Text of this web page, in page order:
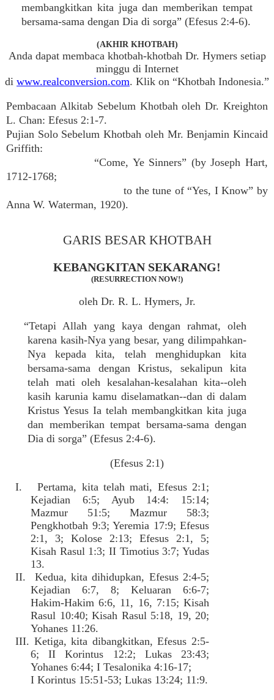
membangkitkan kita juga dan memberikan tempat
bersama-sama dengan Dia di sorga” (Efesus 2:4-6).
(AKHIR KHOTBAH)
Anda dapat membaca khotbah-khotbah Dr. Hymers setiap
minggu di Internet
di www.realconversion.com. Klik on “Khotbah Indonesia.”
Pembacaan Alkitab Sebelum Khotbah oleh Dr. Kreighton
L. Chan: Efesus 2:1-7.
Pujian Solo Sebelum Khotbah oleh Mr. Benjamin Kincaid
Griffith:
“Come, Ye Sinners” (by Joseph Hart,
1712-1768;
to the tune of “Yes, I Know” by
Anna W. Waterman, 1920).
GARIS BESAR KHOTBAH
KEBANGKITAN SEKARANG!
(RESURRECTION NOW!)
oleh Dr. R. L. Hymers, Jr.
“Tetapi Allah yang kaya dengan rahmat, oleh
karena kasih-Nya yang besar, yang dilimpahkan-
Nya kepada kita, telah menghidupkan kita
bersama-sama dengan Kristus, sekalipun kita
telah mati oleh kesalahan-kesalahan kita--oleh
kasih karunia kamu diselamatkan--dan di dalam
Kristus Yesus Ia telah membangkitkan kita juga
dan memberikan tempat bersama-sama dengan
Dia di sorga” (Efesus 2:4-6).
(Efesus 2:1)
I. Pertama, kita telah mati, Efesus 2:1;
Kejadian 6:5; Ayub 14:4: 15:14;
Mazmur 51:5; Mazmur 58:3;
Pengkhotbah 9:3; Yeremia 17:9; Efesus
2:1, 3; Kolose 2:13; Efesus 2:1, 5;
Kisah Rasul 1:3; II Timotius 3:7; Yudas
13.
II. Kedua, kita dihidupkan, Efesus 2:4-5;
Kejadian 6:7, 8; Keluaran 6:6-7;
Hakim-Hakim 6:6, 11, 16, 7:15; Kisah
Rasul 10:40; Kisah Rasul 5:18, 19, 20;
Yohanes 11:26.
III. Ketiga, kita dibangkitkan, Efesus 2:5-
6; II Korintus 12:2; Lukas 23:43;
Yohanes 6:44; I Tesalonika 4:16-17;
I Korintus 15:51-53; Lukas 13:24; 11:9.